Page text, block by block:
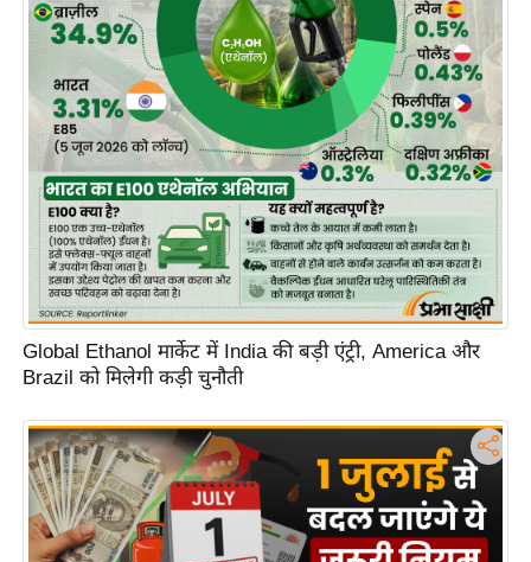
Global Ethanol मार्केट में India की बड़ी एंट्री, America और
Brazil को मिलेगी कड़ी चुनौती